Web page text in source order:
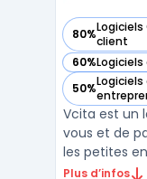
80%client
— voir vcita
60%
— voir vcita
50%
— voir vcita
Vcita est un
vous et de
les petites
Plus d’infos